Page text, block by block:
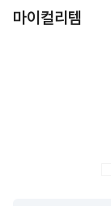
마이컬리템